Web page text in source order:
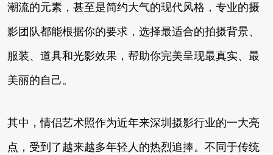
潮流的元素，甚至是简约大气的现代风格，专业的摄
影团队都能根据你的要求，选择最适合的拍摄背景、
服装、道具和光影效果，帮助你完美呈现最真实、最
美丽的自己。
其中，情侣艺术照作为近年来深圳摄影行业的一大亮
点，受到了越来越多年轻人的热烈追捧。不同于传统